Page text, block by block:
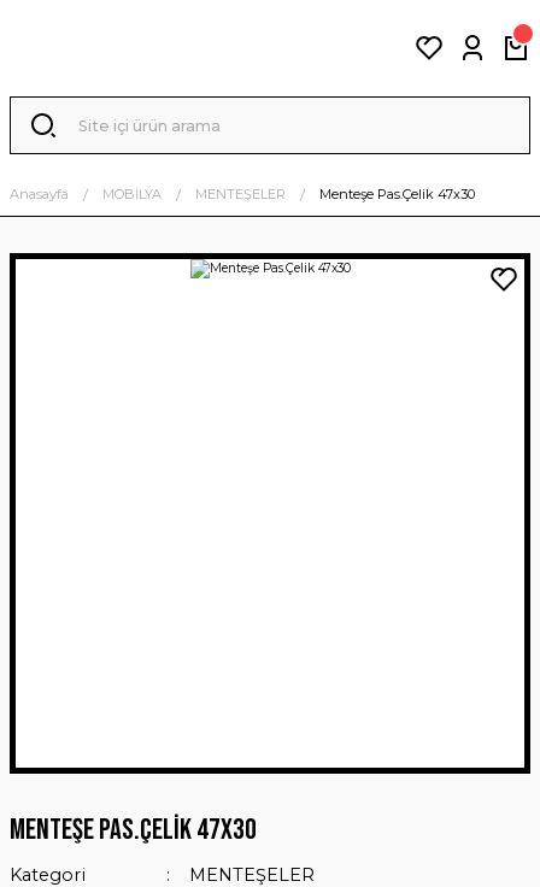
Anasayfa MOBİLYA MENTEŞELER Menteşe Pas.Çelik 47x30
Menteşe Pas.Çelik 47x30
Kategori
MENTEŞELER